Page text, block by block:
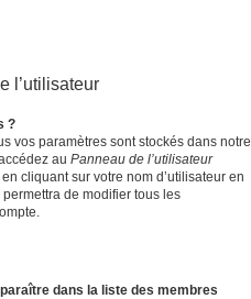
l’utilisateur
?
vos paramètres sont stockés dans notre
au Panneau de l’utilisateur
cliquant sur votre nom d’utilisateur en
de modifier tous les
dans la liste des membres